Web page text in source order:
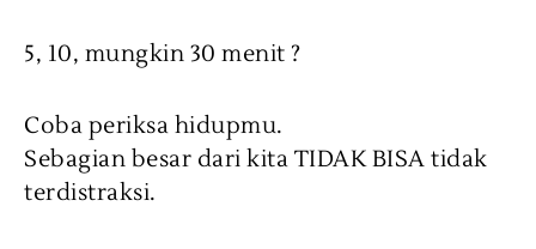
5, 10, mungkin 30 menit ?
Coba periksa hidupmu.
Sebagian besar dari kita TIDAK BISA tidak
terdistraksi.